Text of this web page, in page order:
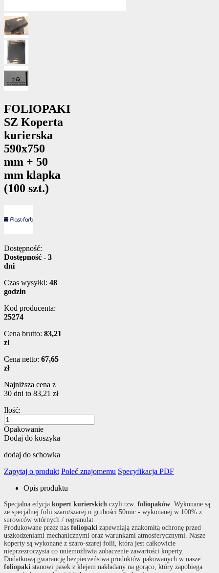
FOLIOPAKI
SZ Koperta
kurierska
590x750
mm + 50
mm klapka
(100 szt.)
Dostępność:
Dostępność - 3
dni
Czas wysyłki: 48
godzin
Kod producenta:
25274
Cena brutto: 83,21
zł
Cena netto: 67,65
zł
Najniższa cena z
30 dni to 83,21 zł
Ilość:
Opakowanie
Dodaj do koszyka
dodaj do schowka
Zapytaj o produkt Poleć znajomemu Specyfikacja PDF
Opis produktu
Specjalna edycja kopert kurierskich czyli tzw. foliopaków. Wykonane są
ze specjalnej folii szaro/szarej o grubości 50mic - wykonanej w 100% z
surowców wtórnych / regranulat.
Produkowane przez nas foliopaki zapewniają znakomitą ochronę przed
uszkodzeniami mechanicznymi oraz warunkami atmosferycznymi. Nasze
koperty są wykonane z szaro-szarej folii, która jest całkowicie
nieprzezroczysta co uniemożliwia zobaczenie zawartości koperty.
Dodatkową gwarancję bezpieczeństwa produktów pakowanych w nasze
foliopaki stanowi pasek z klejem nakładany na gorąco, który zapobiega